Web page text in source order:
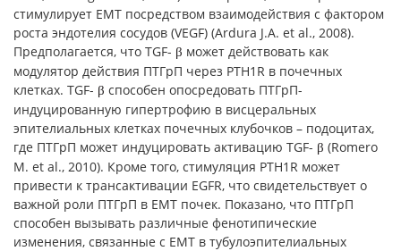
стимулирует EMT посредством взаимодействия с фактором
роста эндотелия сосудов (VEGF) (Ardura J.A. et al., 2008).
Предполагается, что TGF- β может действовать как
модулятор действия ПТГрП через PTH1R в почечных
клетках. TGF- β способен опосредовать ПТГрП-
индуцированную гипертрофию в висцеральных
эпителиальных клетках почечных клубочков – подоцитах,
где ПТГрП может индуцировать активацию TGF- β (Romero
M. et al., 2010). Кроме того, стимуляция PTH1R может
привести к трансактивации EGFR, что свидетельствует о
важной роли ПТГрП в EMT почек. Показано, что ПТГрП
способен вызывать различные фенотипические
изменения, связанные с EMT в тубулоэпителиальных